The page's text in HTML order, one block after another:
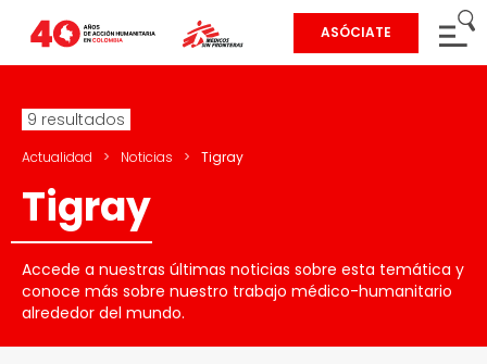
ASÓCIATE
9 resultados
Actualidad > Noticias > Tigray
Tigray
Accede a nuestras últimas noticias sobre esta temática y
conoce más sobre nuestro trabajo médico-humanitario
alrededor del mundo.